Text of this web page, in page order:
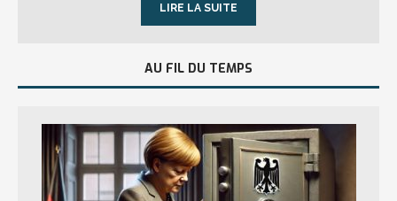
LIRE LA SUITE
AU FIL DU TEMPS